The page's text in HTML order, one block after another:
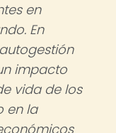
en
En
impacto
vida de los
en la